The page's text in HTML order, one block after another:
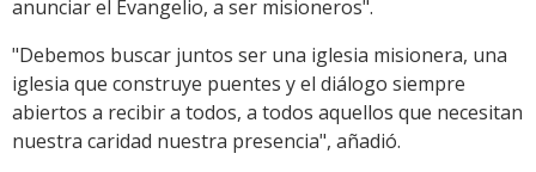
anunciar el Evangelio, a ser misioneros".
"Debemos buscar juntos ser una iglesia misionera, una
iglesia que construye puentes y el diálogo siempre
abiertos a recibir a todos, a todos aquellos que necesitan
nuestra caridad nuestra presencia", añadió.